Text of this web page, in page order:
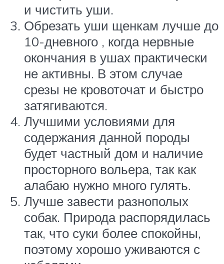
и чистить уши.
Обрезать уши щенкам лучше до
10-дневного , когда нервные
окончания в ушах практически
не активны. В этом случае
срезы не кровоточат и быстро
затягиваются.
Лучшими условиями для
содержания данной породы
будет частный дом и наличие
просторного вольера, так как
алабаю нужно много гулять.
Лучше завести разнополых
собак. Природа распорядилась
так, что суки более спокойны,
поэтому хорошо уживаются с